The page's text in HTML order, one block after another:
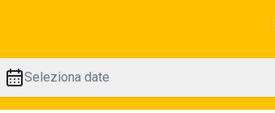
Seleziona date